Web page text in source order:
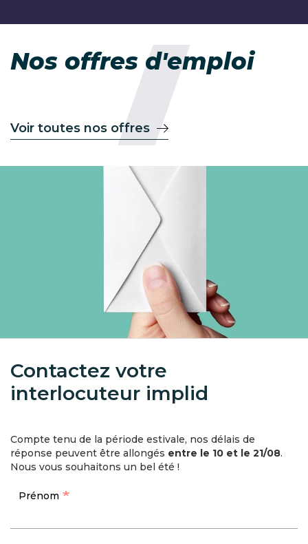
Voir toutes nos offres
Nos offres d'emploi
Contactez votre
interlocuteur implid
Formulaire
Compte tenu de la période estivale, nos délais de
réponse peuvent être allongés entre le 10 et le 21/08.
Nous vous souhaitons un bel été !
Prénom